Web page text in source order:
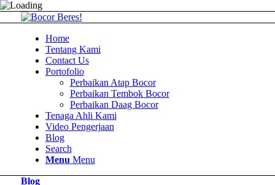
Home
Tentang Kami
Contact Us
Portofolio
Perbaikan Atap Bocor
Perbaikan Tembok Bocor
Perbaikan Daag Bocor
Tenaga Ahli Kami
Video Pengerjaan
Blog
Search
Menu Menu
Blog